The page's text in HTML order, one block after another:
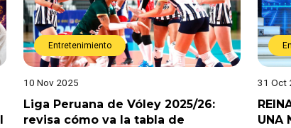
Entretenimiento
10 Nov 2025
Liga Peruana de Vóley 2025/26:
revisa cómo va la tabla de
31 Oct
UNA